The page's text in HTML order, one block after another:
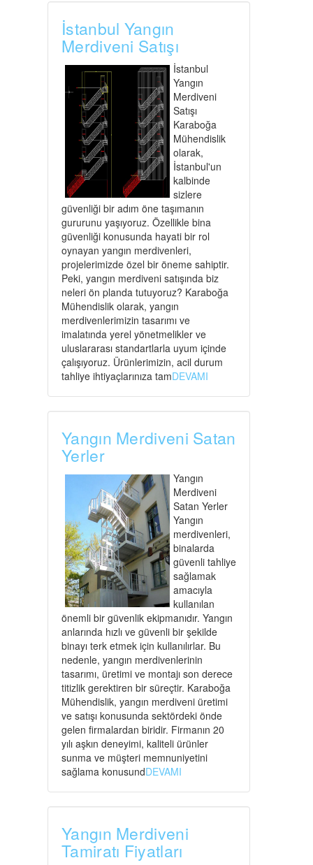
İstanbul Yangın
Merdiveni Satışı
İstanbul
Yangın
Merdiveni
Satışı
Karaboğa
Mühendislik
olarak,
İstanbul'un
kalbinde
sizlere
güvenliği bir adım öne taşımanın
gururunu yaşıyoruz. Özellikle bina
güvenliği konusunda hayati bir rol
oynayan yangın merdivenleri,
projelerimizde özel bir öneme sahiptir.
Peki, yangın merdiveni satışında biz
neleri ön planda tutuyoruz? Karaboğa
Mühendislik olarak, yangın
merdivenlerimizin tasarımı ve
imalatında yerel yönetmelikler ve
uluslararası standartlarla uyum içinde
çalışıyoruz. Ürünlerimizin, acil durum
tahliye ihtiyaçlarınıza tamDEVAMI
Yangın Merdiveni Satan
Yerler
Yangın
Merdiveni
Satan Yerler
Yangın
merdivenleri,
binalarda
güvenli tahliye
sağlamak
amacıyla
kullanılan
önemli bir güvenlik ekipmanıdır. Yangın
anlarında hızlı ve güvenli bir şekilde
binayı terk etmek için kullanılırlar. Bu
nedenle, yangın merdivenlerinin
tasarımı, üretimi ve montajı son derece
titizlik gerektiren bir süreçtir. Karaboğa
Mühendislik, yangın merdiveni üretimi
ve satışı konusunda sektördeki önde
gelen firmalardan biridir. Firmanın 20
yılı aşkın deneyimi, kaliteli ürünler
sunma ve müşteri memnuniyetini
sağlama konusundDEVAMI
Yangın Merdiveni
Tamiratı Fiyatları